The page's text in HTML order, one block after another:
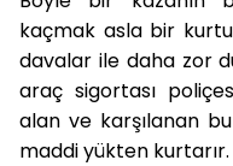
kaçmak asla bir
davalar ile daha zor
araç sigortası
alan ve karşılanan
maddi yükten kurtarır.